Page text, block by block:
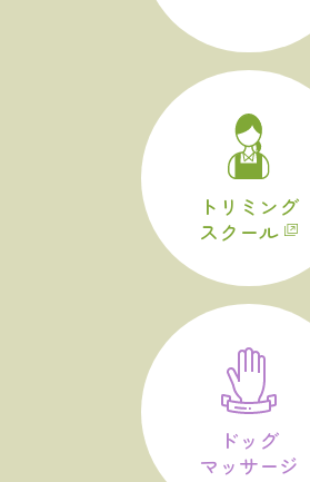
トリミング
スクール
ドッグ
マッサージ